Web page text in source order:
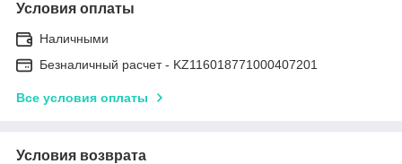
Условия оплаты
Наличными
Безналичный расчет - KZ116018771000407201
Все условия оплаты
Условия возврата